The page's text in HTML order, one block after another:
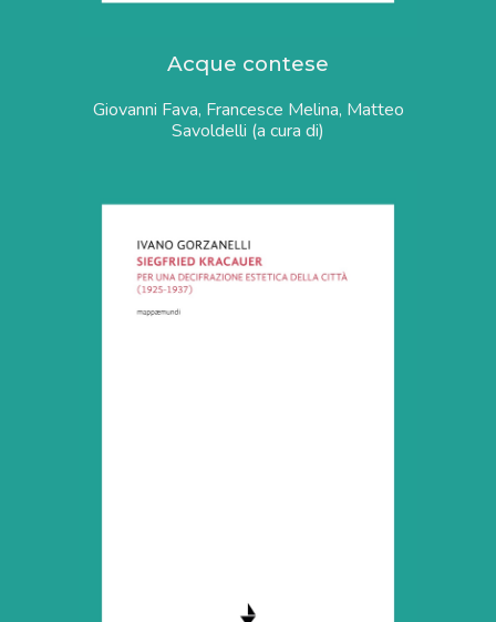
Acque contese
Giovanni Fava, Francesce Melina, Matteo
Savoldelli (a cura di)